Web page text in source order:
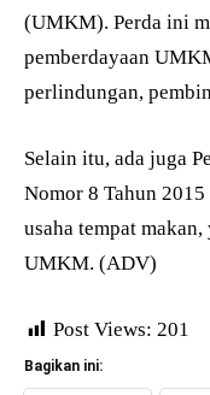
(UMKM). Perda ini
pemberdayaan
perlindungan,
Selain itu, ada juga
Nomor 8 Tahun
usaha tempat
UMKM. (ADV)
Post Views: 201
Bagikan ini: